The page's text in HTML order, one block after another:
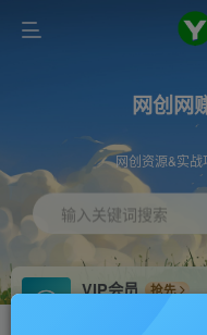
网创网
网创资源&实战
输入关键词搜索
VIP会员
抢先